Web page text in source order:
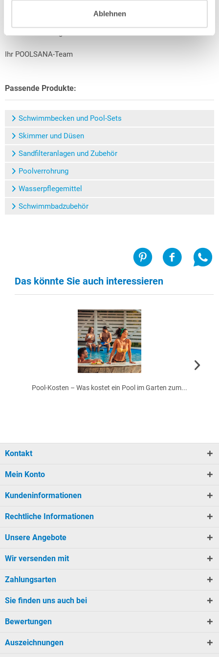
Ablehnen
an. Eine ausführliche Auflistung aller in einem Set enthaltenen
Kurzbeschreibung entnehmen.
Ihr POOLSANA-Team
Passende Produkte:
Schwimmbecken und Pool-Sets
Skimmer und Düsen
Sandfilteranlagen und Zubehör
Poolverrohrung
Wasserpflegemittel
Schwimmbadzubehör
Das könnte Sie auch interessieren
Pool-Kosten – Was kostet ein Pool im Garten zum...
Kontakt
Mein Konto
Kundeninformationen
Rechtliche Informationen
Unsere Angebote
Wir versenden mit
Zahlungsarten
Sie finden uns auch bei
Bewertungen
Auszeichnungen